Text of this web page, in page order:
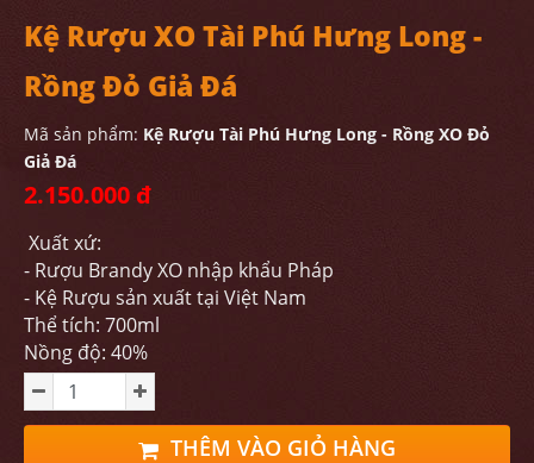
Kệ Rượu XO Tài Phú Hưng Long -
Rồng Đỏ Giả Đá
Mã sản phẩm: Kệ Rượu Tài Phú Hưng Long - Rồng XO Đỏ
Giả Đá
2.150.000 đ
Xuất xứ:
- Rượu Brandy XO nhập khẩu Pháp
- Kệ Rượu sản xuất tại Việt Nam
Thể tích: 700ml
Nồng độ: 40%
THÊM VÀO GIỎ HÀNG